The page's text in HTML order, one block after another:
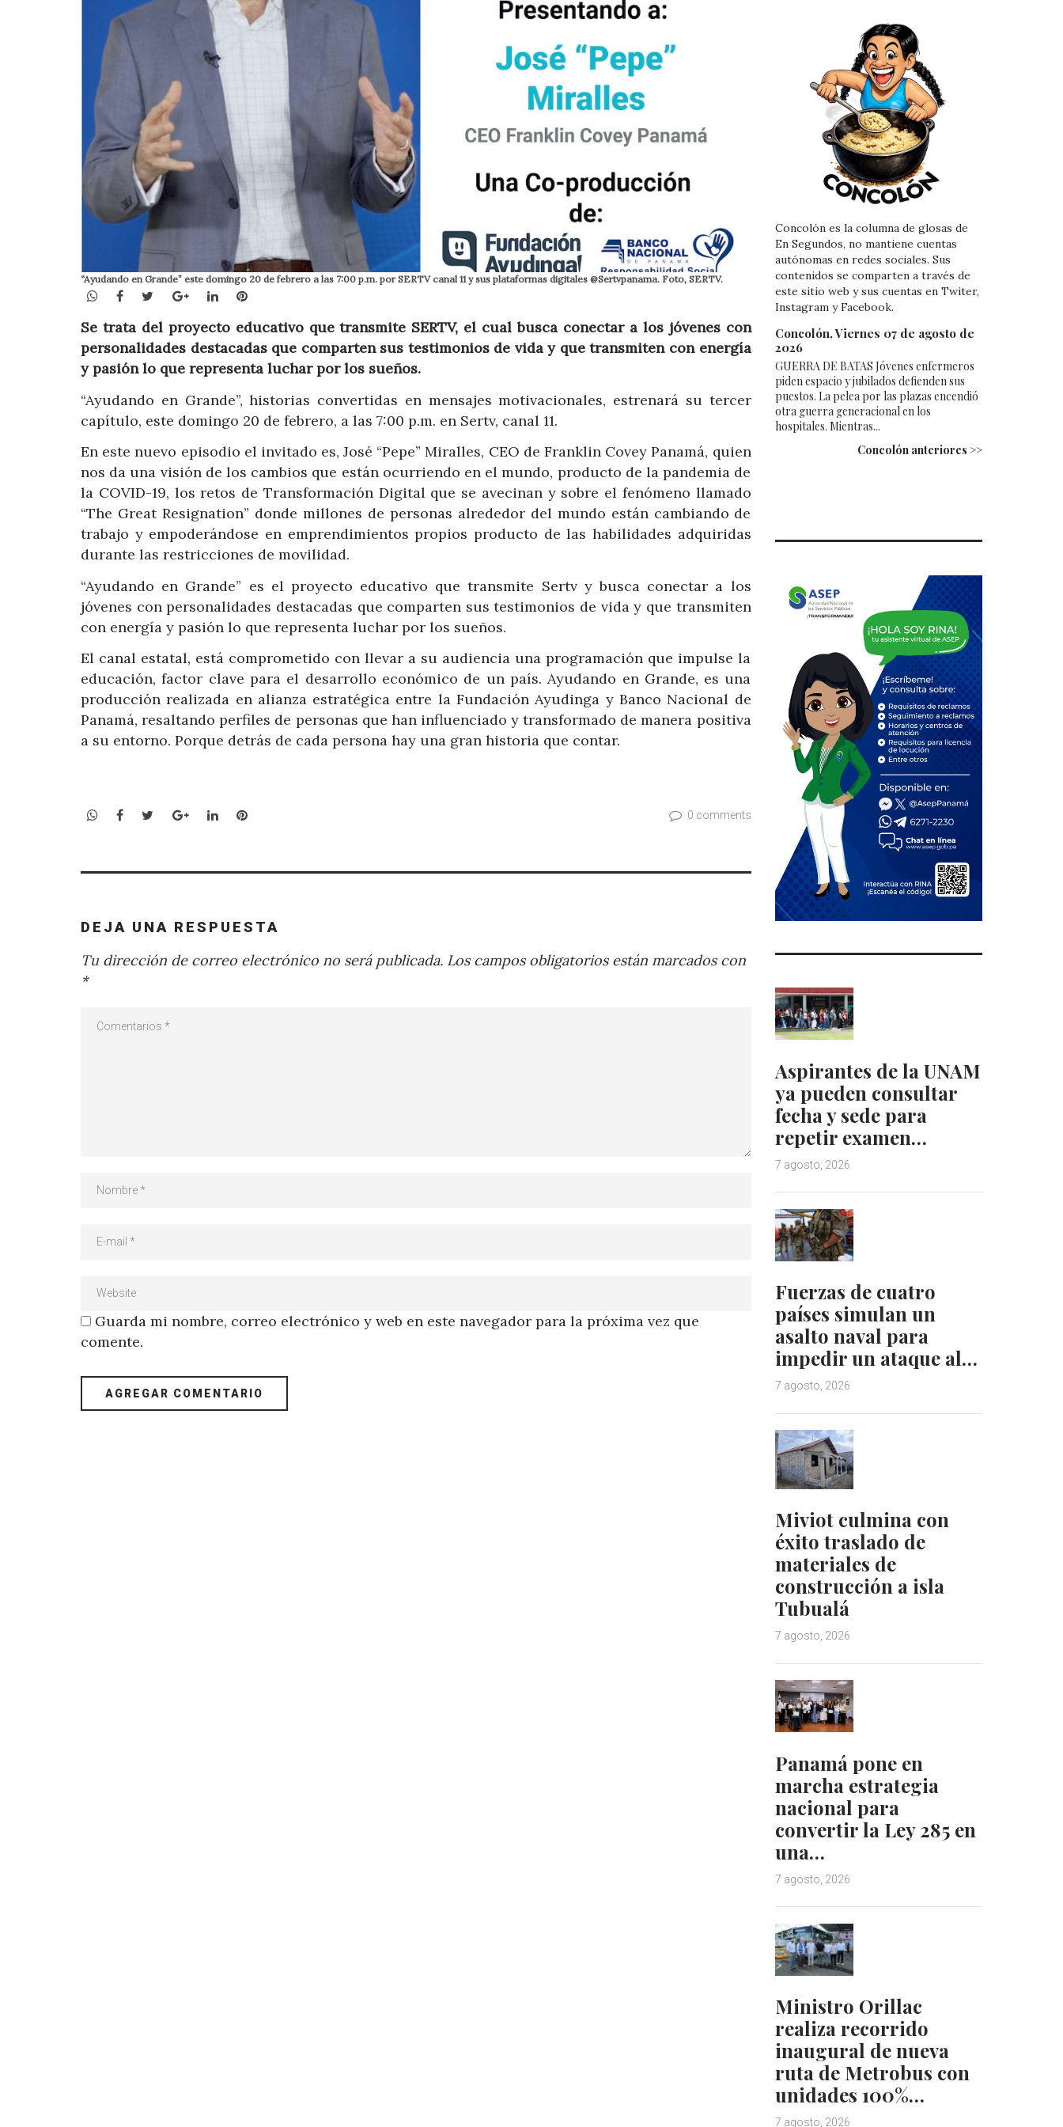
“Ayudando en Grande” este domingo 20 de febrero a las 7:00 p.m. por SERTV canal 11 y sus plataformas digitales @Sertvpanama. Foto, SERTV.
WhatsApp
Facebook
TwitterGoogle+LinkedInPinterest
Se trata del proyecto educativo que transmite SERTV, el cual busca conectar a los jóvenes con
personalidades destacadas que comparten sus testimonios de vida y que transmiten con energía
y pasión lo que representa luchar por los sueños.
“Ayudando en Grande”, historias convertidas en mensajes motivacionales, estrenará su tercer
capítulo, este domingo 20 de febrero, a las 7:00 p.m. en Sertv, canal 11.
En este nuevo episodio el invitado es, José “Pepe” Miralles, CEO de Franklin Covey Panamá, quien
nos da una visión de los cambios que están ocurriendo en el mundo, producto de la pandemia de
la COVID-19, los retos de Transformación Digital que se avecinan y sobre el fenómeno llamado
“The Great Resignation” donde millones de personas alrededor del mundo están cambiando de
trabajo y empoderándose en emprendimientos propios producto de las habilidades adquiridas
durante las restricciones de movilidad.
“Ayudando en Grande” es el proyecto educativo que transmite Sertv y busca conectar a los
jóvenes con personalidades destacadas que comparten sus testimonios de vida y que transmiten
con energía y pasión lo que representa luchar por los sueños.
El canal estatal, está comprometido con llevar a su audiencia una programación que impulse la
educación, factor clave para el desarrollo económico de un país. Ayudando en Grande, es una
producción realizada en alianza estratégica entre la Fundación Ayudinga y Banco Nacional de
Panamá, resaltando perfiles de personas que han influenciado y transformado de manera positiva
a su entorno. Porque detrás de cada persona hay una gran historia que contar.
WhatsApp
Facebook
TwitterGoogle+LinkedInPinterest 0 comments
DEJA UNA RESPUESTA
Tu dirección de correo electrónico no será publicada. Los campos obligatorios están marcados con
*
Guarda mi nombre, correo electrónico y web en este navegador para la próxima vez que
comente.
Concolón es la columna de glosas de
En Segundos, no mantiene cuentas
autónomas en redes sociales. Sus
contenidos se comparten a través de
este sitio web y sus cuentas en Twiter,
Instagram y Facebook.
Concolón, Viernes 07 de agosto de
2026
GUERRA DE BATAS Jóvenes enfermeros
piden espacio y jubilados defienden sus
puestos. La pelea por las plazas encendió
otra guerra generacional en los
hospitales. Mientras...
Concolón anteriores >>
Aspirantes de la UNAM
ya pueden consultar
fecha y sede para
repetir examen…
7 agosto, 2026
Fuerzas de cuatro
países simulan un
asalto naval para
impedir un ataque al…
7 agosto, 2026
Miviot culmina con
éxito traslado de
materiales de
construcción a isla
Tubualá
7 agosto, 2026
Panamá pone en
marcha estrategia
nacional para
convertir la Ley 285 en
una…
7 agosto, 2026
Ministro Orillac
realiza recorrido
inaugural de nueva
ruta de Metrobus con
unidades 100%…
7 agosto, 2026